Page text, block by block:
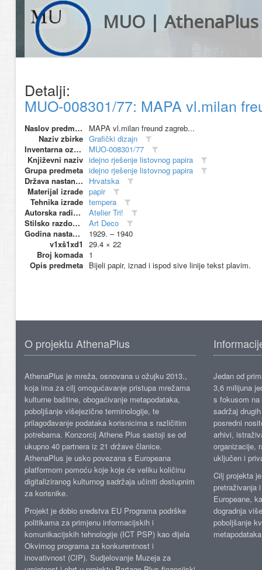
MUO | AthenaPlus
Detalji:
MUO-008301/77: MAPA vl.milan
Naslov predmeta
MAPA vl.milan freund zagreb...
Naziv zbirke Grafički dizajn
Inventarna oznaka
MUO-008301/77
Književni naziv idejno rješenje listovnog papira
Grupa predmeta idejno rješenje listovnog papira
Država nastanka
Hrvatska
Materijal izrade papir
Tehnika izrade tempera
Autorska radionica (proizvođač)
Atelier Tri!
Stilsko razdoblje
Art Deco
Godina nastanka
1929. – 1940
v1xš1xd1
29.4 × 22
Broj komada 1
Opis predmeta Bijeli papir, iznad i ispod sive linije tekst plavim.
O projektu AthenaPlus
AthenaPlus je mreža, osnovana u ožujku 2013.,
koja ima za cilj omogućavanje pristupa mrežama
kulturne baštine, obogaćivanje metapodataka,
poboljšanje višejezične terminologije, te
prilagođavanje podataka korisnicima s različitim
potrebama. Konzorcij Athene Plus sastoji se od
ukupno 40 partnera iz 21 države članice.
AthenaPlus je usko povezana s Europeana
platformom pomoću koje koje će veliku količinu
digitaliziranog kulturnog sadržaja učiniti dostupnim
za korisnike.
Projekt je dobio sredstva EU Programa podrške
politikama za primjenu informacijskih i
komunikacijskih tehnologije (ICT PSP) kao dijela
Okvirnog programa za konkurentnost i
inovativnost (CIP). Sudjelovanje Muzeja za
Jedan od
3,6 milijuna
s fokusom
sadržaj
posredni
arhivi,
organizacije,
uključen i
Cilj projekta
pretraživanja
Europeane,
dogradnja
poboljšanje